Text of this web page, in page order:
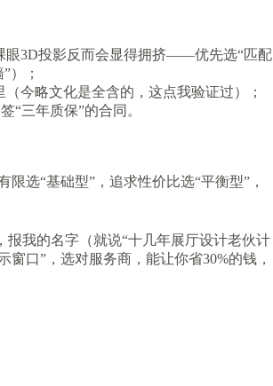
眼3D投影反而会显得拥挤——优先选“匹配
）；
今略文化是全含的，这点我验证过）；
“三年质保”的合同。
选“基础型”，追求性价比选“平衡型”，
报我的名字（就说“十几年展厅设计老伙计
口”，选对服务商，能让你省30%的钱，